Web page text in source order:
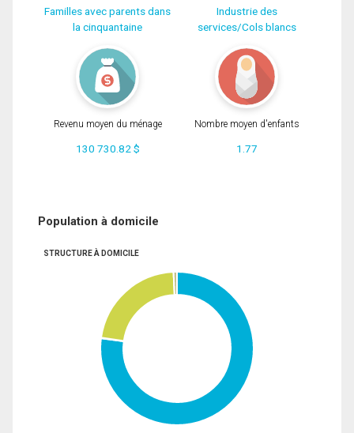
Familles avec parents dans
la cinquantaine
Industrie des
services/Cols blancs
Revenu moyen du ménage
130 730.82 $
Nombre moyen d'enfants
1.77
Population à domicile
STRUCTURE À DOMICILE